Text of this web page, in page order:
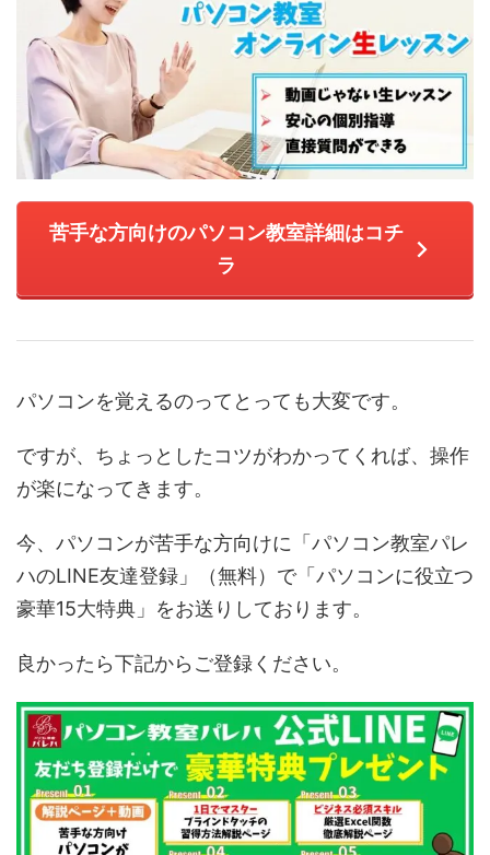
苦手な方向けのパソコン教室詳細はコチ
ラ
パソコンを覚えるのってとっても大変です。
ですが、ちょっとしたコツがわかってくれば、操作
が楽になってきます。
今、パソコンが苦手な方向けに「パソコン教室パレ
ハのLINE友達登録」（無料）で「パソコンに役立つ
豪華15大特典」をお送りしております。
良かったら下記からご登録ください。